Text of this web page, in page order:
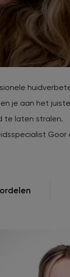
je aan het juiste
te laten stralen.
Goor